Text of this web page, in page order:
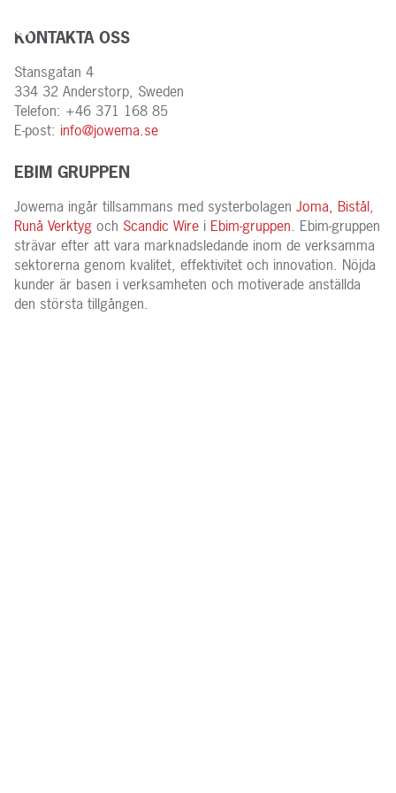
KONTAKTA OSS
Stansgatan 4
334 32 Anderstorp, Sweden
Telefon: +46 371 168 85
E-post: info@jowema.se
EBIM GRUPPEN
Jowema ingår tillsammans med systerbolagen Joma, Bistål,
Runå Verktyg och Scandic Wire i Ebim-gruppen. Ebim-gruppen
strävar efter att vara marknadsledande inom de verksamma
sektorerna genom kvalitet, effektivitet och innovation. Nöjda
kunder är basen i verksamheten och motiverade anställda
den största tillgången.